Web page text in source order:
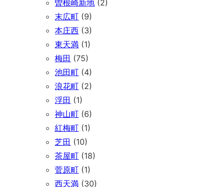
曽根崎新地 (2)
末広町 (9)
本庄西 (3)
東天満 (1)
梅田 (75)
池田町 (4)
浪花町 (2)
浮田 (1)
神山町 (6)
紅梅町 (1)
芝田 (10)
茶屋町 (18)
菅原町 (1)
西天満 (30)